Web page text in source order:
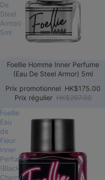
De
Steel
Armor)
5ml
Promotion
Foellie Homme Inner Perfume
(Eau De Steel Armor) 5ml
Prix promotionnel HK$175.00
Prix régulier HK$297.00
Foellie
Eau
de
Fleur
Inner
Perfume
(Black
Cherry)